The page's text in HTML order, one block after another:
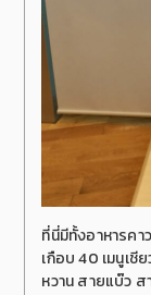
ที่นี่มีทั้งอาหารคา
เกือบ 40 เมนูเชี
หวาน สายแบ๊ว